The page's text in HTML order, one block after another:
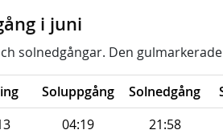
i juni
solnedgångar. Den
Soluppgång Solnedgång
04:19 21:58